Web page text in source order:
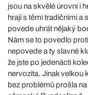
jsou na skvělé úrovni i
hrají s těmi tradičními a
povede uhrát nějaký
Nám se to povedlo
nepovede a ty slavné
že jste po jedenácti
nervozita. Jinak velkou
bez problémů prošla